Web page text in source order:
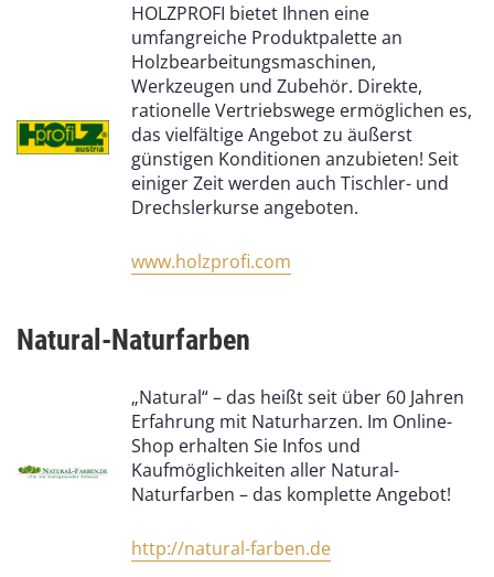
HOLZPROFI bietet Ihnen eine
umfangreiche Produktpalette an
Holzbearbeitungsmaschinen,
Werkzeugen und Zubehör. Direkte,
rationelle Vertriebswege ermöglichen es,
das vielfältige Angebot zu äußerst
günstigen Konditionen anzubieten! Seit
einiger Zeit werden auch Tischler- und
Drechslerkurse angeboten.
www.holzprofi.com
Natural-Naturfarben
„Natural“ – das heißt seit über 60 Jahren
Erfahrung mit Naturharzen. Im Online-
Shop erhalten Sie Infos und
Kaufmöglichkeiten aller Natural-
Naturfarben – das komplette Angebot!
http://natural-farben.de